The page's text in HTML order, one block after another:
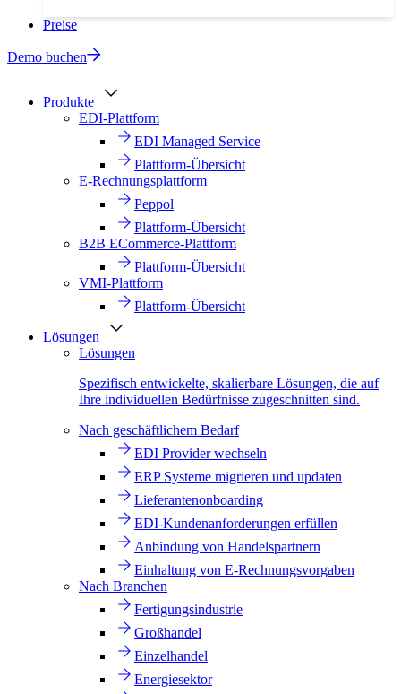
Preise
Demo buchen
Produkte
EDI-Plattform
EDI Managed Service
Plattform-Übersicht
E-Rechnungsplattform
Peppol
Plattform-Übersicht
B2B ECommerce-Plattform
Plattform-Übersicht
VMI-Plattform
Plattform-Übersicht
Lösungen
Lösungen
Spezifisch entwickelte, skalierbare Lösungen, die auf
Ihre individuellen Bedürfnisse zugeschnitten sind.
Nach geschäftlichem Bedarf
EDI Provider wechseln
ERP Systeme migrieren und updaten
Lieferantenonboarding
EDI-Kundenanforderungen erfüllen
Anbindung von Handelspartnern
Einhaltung von E-Rechnungsvorgaben
Nach Branchen
Fertigungsindustrie
Großhandel
Einzelhandel
Energiesektor